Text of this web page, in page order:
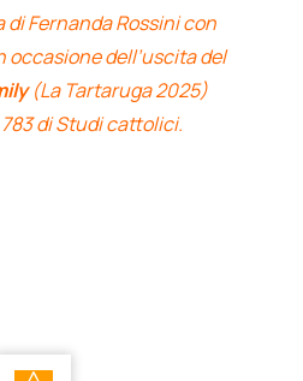
Fernanda Rossini con
dell’uscita del
(La Tartaruga 2025)
di Studi cattolici.